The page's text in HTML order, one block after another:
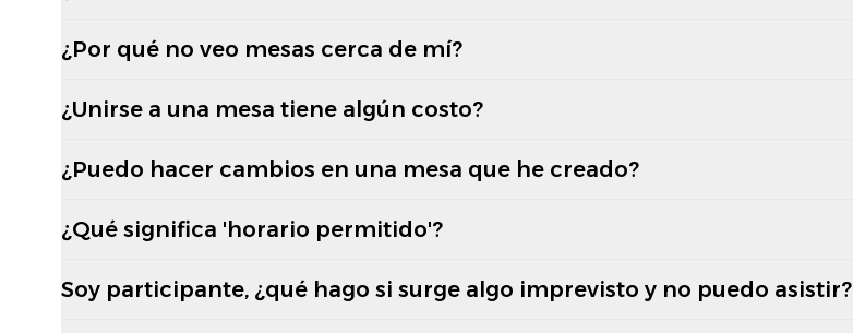
¿Por qué no veo mesas cerca de mí?
¿Unirse a una mesa tiene algún costo?
¿Puedo hacer cambios en una mesa que he creado?
¿Qué significa 'horario permitido'?
Soy participante, ¿qué hago si surge algo imprevisto y no puedo asistir?